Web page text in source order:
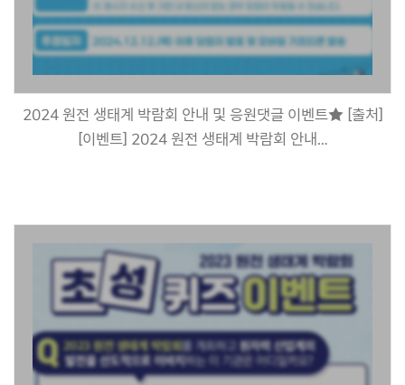
2024 원전 생태계 박람회 안내 및 응원댓글 이벤트★ [출처]
[이벤트] 2024 원전 생태계 박람회 안내…